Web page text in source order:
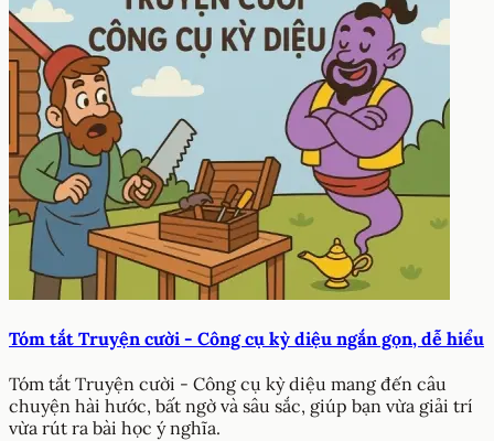
Tóm tắt Truyện cười - Công cụ kỳ diệu ngắn gọn, dễ hiểu
Tóm tắt Truyện cười - Công cụ kỳ diệu mang đến câu
chuyện hài hước, bất ngờ và sâu sắc, giúp bạn vừa giải trí
vừa rút ra bài học ý nghĩa.